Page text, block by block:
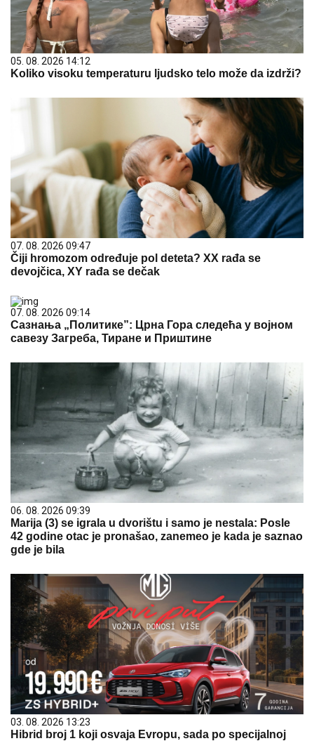
05. 08. 2026 14:12
Koliko visoku temperaturu ljudsko telo može da izdrži?
07. 08. 2026 09:47
Čiji hromozom određuje pol deteta? XX rađa se
devojčica, XY rađa se dečak
07. 08. 2026 09:14
Сазнања „Политике”: Црна Гора следећа у војном
савезу Загреба, Тиране и Приштине
06. 08. 2026 09:39
Marija (3) se igrala u dvorištu i samo je nestala: Posle
42 godine otac je pronašao, zanemeo je kada je saznao
gde je bila
03. 08. 2026 13:23
Hibrid broj 1 koji osvaja Evropu, sada po specijalnoj